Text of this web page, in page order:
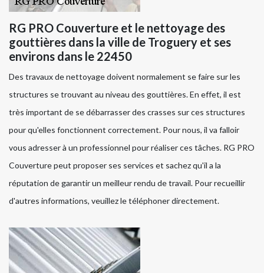
RG PRO Couverture et le nettoyage des
gouttières dans la ville de Troguery et ses
environs dans le 22450
Des travaux de nettoyage doivent normalement se faire sur les
structures se trouvant au niveau des gouttières. En effet, il est
très important de se débarrasser des crasses sur ces structures
pour qu'elles fonctionnent correctement. Pour nous, il va falloir
vous adresser à un professionnel pour réaliser ces tâches. RG PRO
Couverture peut proposer ses services et sachez qu'il a la
réputation de garantir un meilleur rendu de travail. Pour recueillir
d'autres informations, veuillez le téléphoner directement.